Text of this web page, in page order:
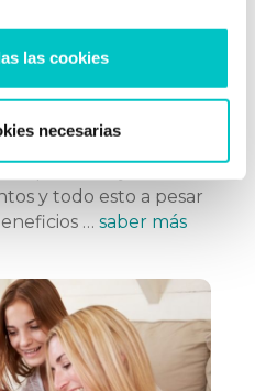
las cookies
necesarias
a ir al dentista!
frase, y es que según
de la Salud, más de
sufre este miedo. De
y todo esto a pesar
… saber más